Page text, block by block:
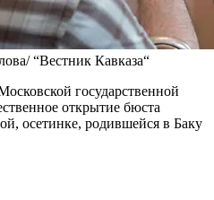
“Вестник Кавказа“
государственной
открытие бюста
осетинке, родившейся в Баку